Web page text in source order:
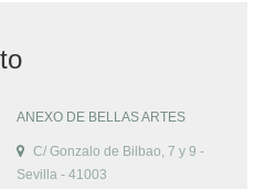
ANEXO DE BELLAS ARTES
C/ Gonzalo de Bilbao, 7 y 9 -
Sevilla - 41003